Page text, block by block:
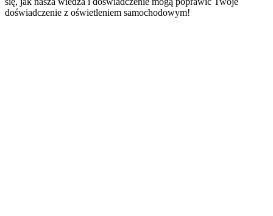
doświadczenie z oświetleniem samochodowym!